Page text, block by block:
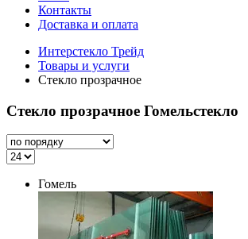
Контакты
Доставка и оплата
Интерстекло Трейд
Товары и услуги
Стекло прозрачное
Стекло прозрачное Гомельстекло
Гомель